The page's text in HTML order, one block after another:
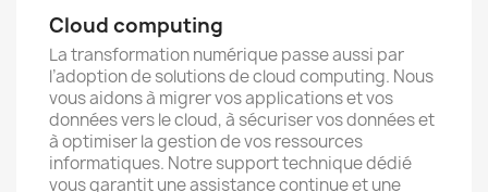
Cloud computing
La transformation numérique passe aussi par
l’adoption de solutions de cloud computing. Nous
vous aidons à migrer vos applications et vos
données vers le cloud, à sécuriser vos données et
à optimiser la gestion de vos ressources
informatiques. Notre support technique dédié
vous garantit une assistance continue et une